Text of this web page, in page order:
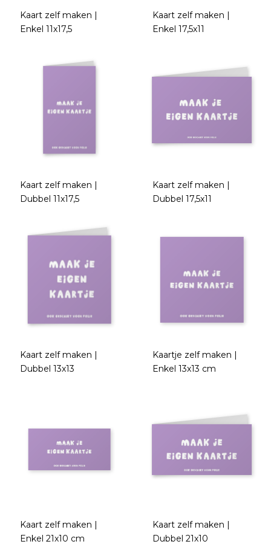
Kaart zelf maken |
Enkel 11x17,5
Kaart zelf maken |
Enkel 17,5x11
Kaart zelf maken |
Dubbel 11x17,5
Kaart zelf maken |
Dubbel 17,5x11
Kaart zelf maken |
Dubbel 13x13
Kaartje zelf maken |
Enkel 13x13 cm
Kaart zelf maken |
Enkel 21x10 cm
Kaart zelf maken |
Dubbel 21x10